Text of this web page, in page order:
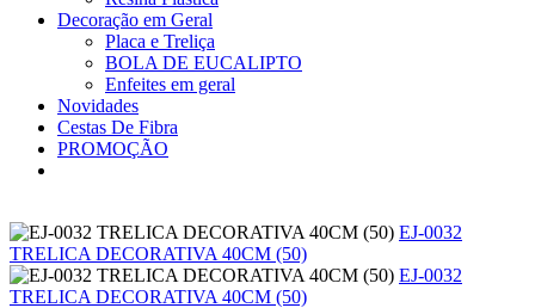
Decoração em Geral
Placa e Treliça
BOLA DE EUCALIPTO
Enfeites em geral
Novidades
Cestas De Fibra
PROMOÇÃO
EJ-0032
TRELICA DECORATIVA 40CM (50)
EJ-0032
TRELICA DECORATIVA 40CM (50)